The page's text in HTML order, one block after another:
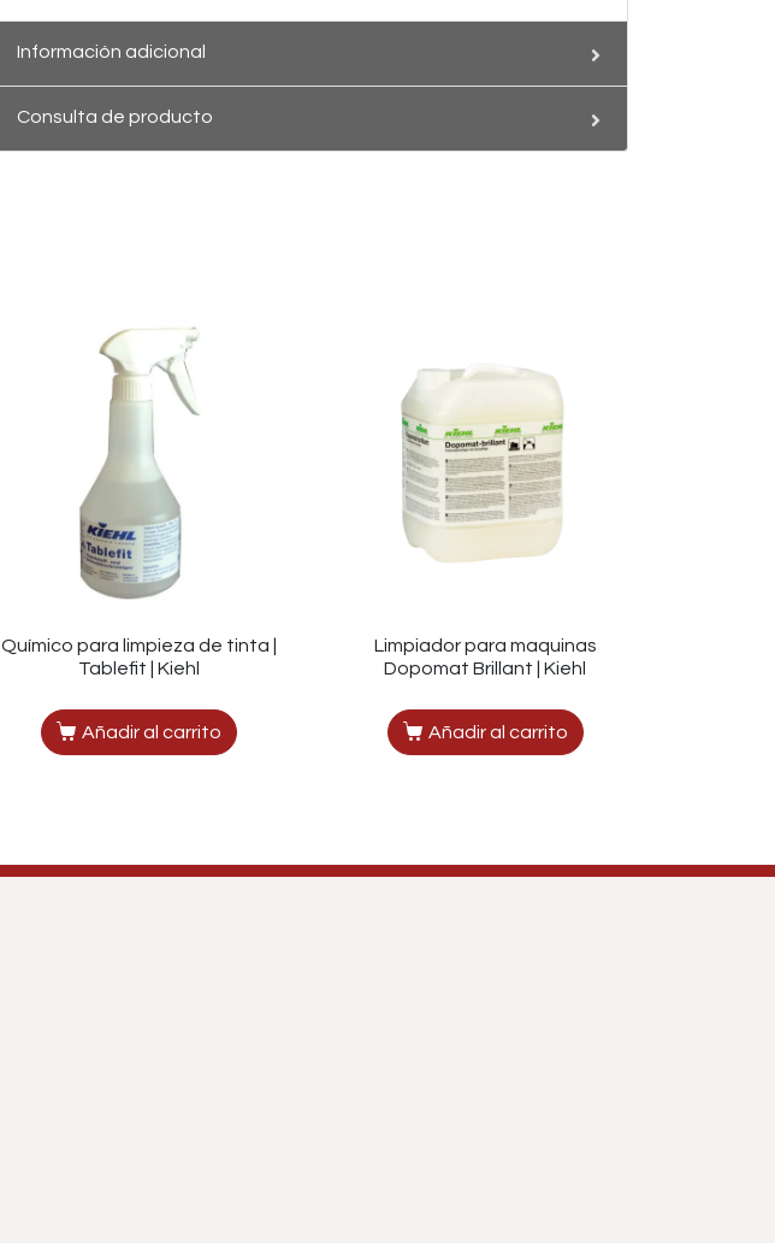
Información adicional
Consulta de producto
Químico para limpieza de tinta |
Tablefit | Kiehl
Añadir al carrito
Limpiador para maquinas
Dopomat Brillant | Kiehl
Añadir al carrito